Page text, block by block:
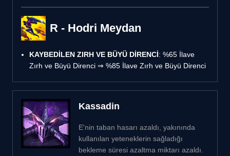
R - Hodri Meydan
KAYBEDİLEN ZIRH VE BÜYÜ DİRENCİ: %65 İlave
Zırh ve Büyü Direnci ⇒ %85 İlave Zırh ve Büyü Direnci
Kassadin
E'nin taban hasarı azaldı, yakınında
kullanılan yeteneklerin sağladığı
bekleme süresi azaltma miktarı azaldı.